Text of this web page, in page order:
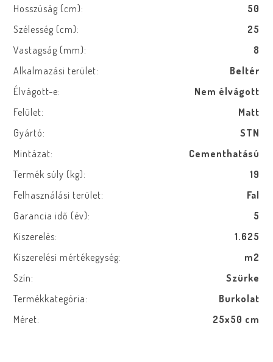
Hosszúság (cm):
50
Szélesség (cm):
25
Vastagság (mm):
8
Alkalmazási terület:
Beltér
Élvágott-e:
Nem élvágott
Felület:
Matt
Gyártó:
STN
Mintázat:
Cementhatású
Termék súly (kg):
19
Felhasználási terület:
Fal
Garancia idő (év):
5
Kiszerelés:
1.625
Kiszerelési mértékegység:
m2
Szín:
Szürke
Termékkategória:
Burkolat
Méret:
25x50 cm